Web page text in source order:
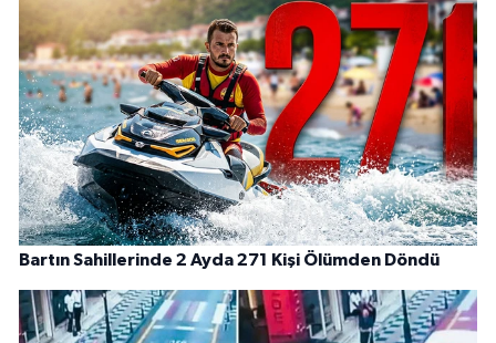
Bartın Sahillerinde 2 Ayda 271 Kişi Ölümden Döndü